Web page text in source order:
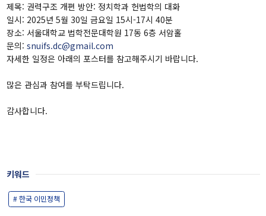
제목: 권력구조 개편 방안: 정치학과 헌법학의 대화
일시: 2025년 5월 30일 금요일 15시-17시 40분
장소: 서울대학교 법학전문대학원 17동 6층 서암홀
문의: snuifs.dc@gmail.com
자세한 일정은 아래의 포스터를 참고해주시기 바랍니다.
많은 관심과 참여를 부탁드립니다.
감사합니다.
키워드
# 한국 이민정책
공지 및 뉴스
영상자료
자료실
3주년 활동 보고 영상